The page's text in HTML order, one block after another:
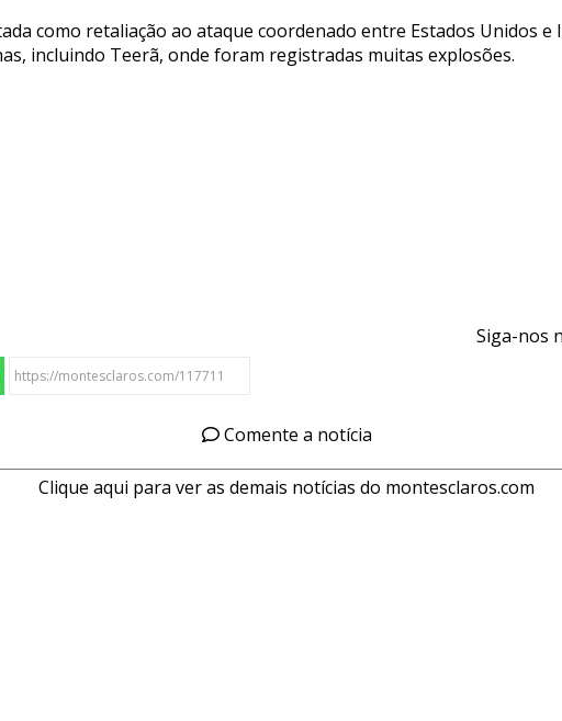
como retaliação ao ataque coordenado entre Estados Unidos e
incluindo Teerã, onde foram registradas muitas explosões.
Siga-nos
Comente a notícia
Clique aqui para ver as demais notícias do montesclaros.com